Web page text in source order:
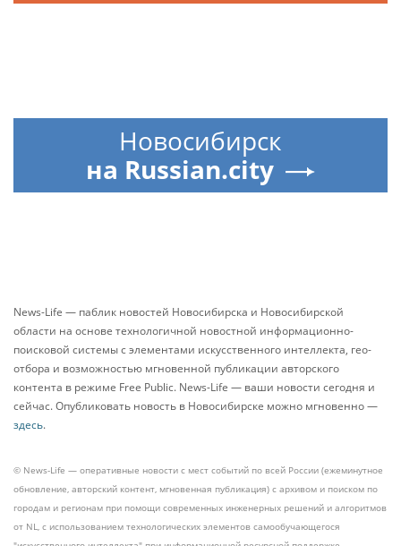
Новосибирск
на Russian.city
News-Life — паблик новостей Новосибирска и Новосибирской
области на основе технологичной новостной информационно-
поисковой системы с элементами искусственного интеллекта, гео-
отбора и возможностью мгновенной публикации авторского
контента в режиме Free Public. News-Life — ваши новости сегодня и
сейчас. Опубликовать новость в Новосибирске можно мгновенно —
здесь.
© News-Life — оперативные новости с мест событий по всей России (ежеминутное
обновление, авторский контент, мгновенная публикация) с архивом и поиском по
городам и регионам при помощи современных инженерных решений и алгоритмов
от NL, с использованием технологических элементов самообучающегося